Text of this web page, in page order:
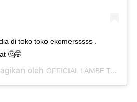
di toko toko ekomersssss .
🤔🤭
oleh OFFICIAL LAMBE TURAH ENTRNT